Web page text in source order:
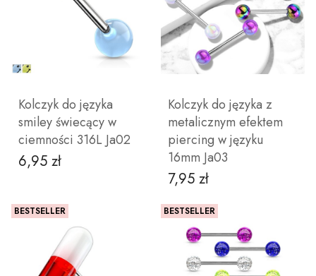
DO KOSZYKA ZOBACZ PRODUKT
Kolczyk do języka
smiley świecący w
ciemności 316L Ja02
Cena
6,95 zł
Kolczyk do języka z
metalicznym efektem
piercing w języku
16mm Ja03
Cena
7,95 zł
BESTSELLER BESTSELLER